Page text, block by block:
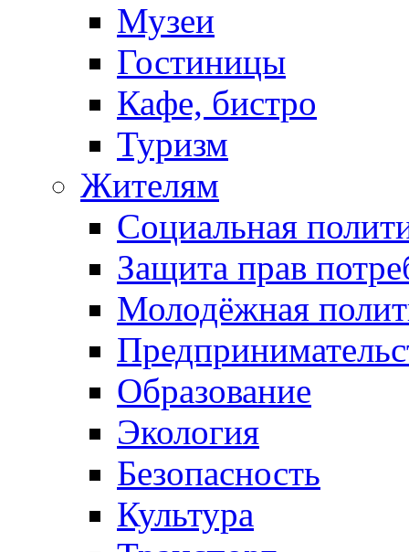
Музеи
Гостиницы
Кафе, бистро
Туризм
Жителям
Социальная
Защита прав
Молодёжная
Образование
Экология
Безопасность
Культура